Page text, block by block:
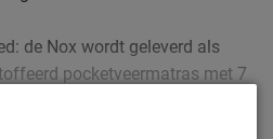
de Nox wordt geleverd als
pocketveermatras met 7
aan jouw lichaam.
topmatras voor een